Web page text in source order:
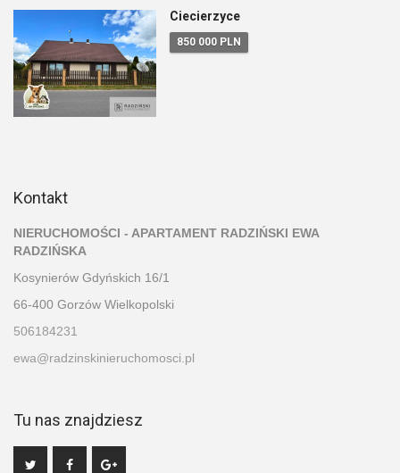
Ciecierzyce
850 000 PLN
Kontakt
NIERUCHOMOŚCI - APARTAMENT RADZIŃSKI EWA
RADZIŃSKA
Kosynierów Gdyńskich 16/1
66-400 Gorzów Wielkopolski
506184231
ewa@radzinskinieruchomosci.pl
Tu nas znajdziesz